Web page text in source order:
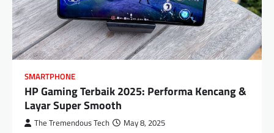
SMARTPHONE
HP Gaming Terbaik 2025: Performa Kencang &
Layar Super Smooth
The Tremendous Tech May 8, 2025